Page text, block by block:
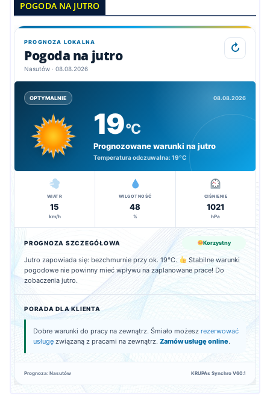
POGODA NA JUTRO
PROGNOZA LOKALNA
Pogoda na jutro
Nasutów · 08.08.2026
↻
OPTYMALNIE 08.08.2026
19°C
Prognozowane warunki na jutro
Temperatura odczuwalna:19°C
WIATR
15
km/h
WILGOTNOŚĆ
48
%
CIŚNIENIE
1021
hPa
PROGNOZA SZCZEGÓŁOWA Korzystny
Jutro zapowiada się: bezchmurnie przy ok. 19°C.
Stabilne warunki
pogodowe nie powinny mieć wpływu na zaplanowane prace! Do
zobaczenia jutro.
PORADA DLA KLIENTA
Dobre warunki do pracy na zewnątrz. Śmiało możesz rezerwować
usługę związaną z pracami na zewnątrz. Zamów usługę online.
Prognoza: Nasutów KRUPAs Synchro V60.1